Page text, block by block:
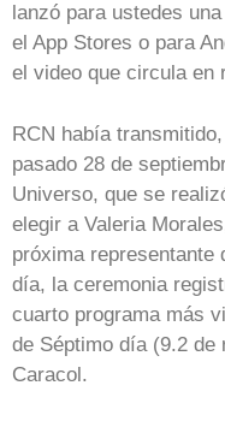
lanzó para ustedes
el App Stores o para
el video que circula en
RCN había
pasado 28 de
Universo, que se
elegir a Valeria
próxima representante
día, la ceremonia
cuarto programa más
de Séptimo día (9.2
Caracol.